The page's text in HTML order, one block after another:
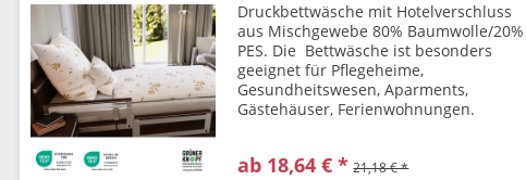
Druckbettwäsche mit Hotelverschluss
aus Mischgewebe 80% Baumwolle/20%
PES. Die Bettwäsche ist besonders
geeignet für Pflegeheime,
Gesundheitswesen, Aparments,
Gästehäuser, Ferienwohnungen.
ab 18,64 € * 21,18 € *